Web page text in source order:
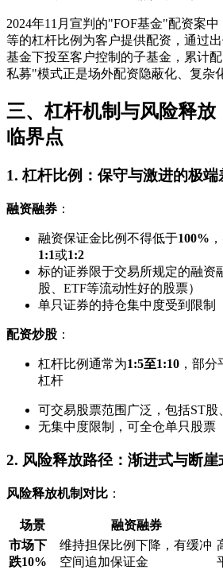
2024年11月宣判的"FOF基金"配资案中
等的杠杆比例为客户提供配资，通过
基金下投至客户控制的子基金，累计
私募"模式正是场外配资隐蔽化、复杂
三、杠杆机制与风险释放
临界点
1. 杠杆比例：保守与激进的极端
融资融券 ：
融资保证金比例不得低于100%
1:1或1:2
标的证券限于交易所规定的融资
股、ETF等流动性好的股票）
单只证券的持仓集中度受到限制
配资炒股 ：
杠杆比例通常为1:5至1:10 ，部
杠杆
可交易股票范围广泛，包括ST
无集中度限制，可全仓单只股票
2. 风险释放路径：渐进式与断崖
风险释放机制对比 ：
场景 融资融券
市场下
跌10%
维持担保比例下降，有缓冲
空间追加保证金